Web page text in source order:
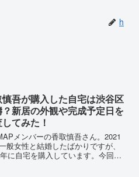
h
吾が購入した自宅は渋谷区
新居の外観や完成予定日を
てみた！
メンバーの香取慎吾さん。2021
般女性と結婚したばかりですが、
に自宅を購入しています。今回